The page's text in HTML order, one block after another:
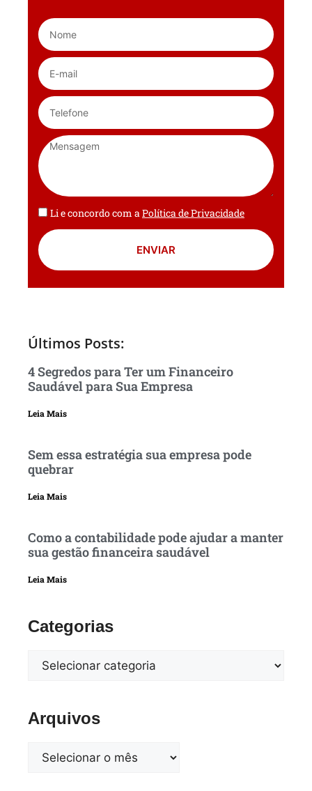
Li e concordo com aPolítica de Privacidade
ENVIAR
Últimos Posts:
4 Segredos para Ter um Financeiro
Saudável para Sua Empresa
Leia Mais
Sem essa estratégia sua empresa pode
quebrar
Leia Mais
Como a contabilidade pode ajudar a manter
sua gestão financeira saudável
Leia Mais
Categorias
Arquivos